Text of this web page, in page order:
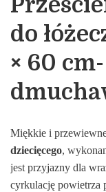
do
× 60
Miękkie i
dziecięcego,
jest przyjazny dla
cyrkulację powietrza